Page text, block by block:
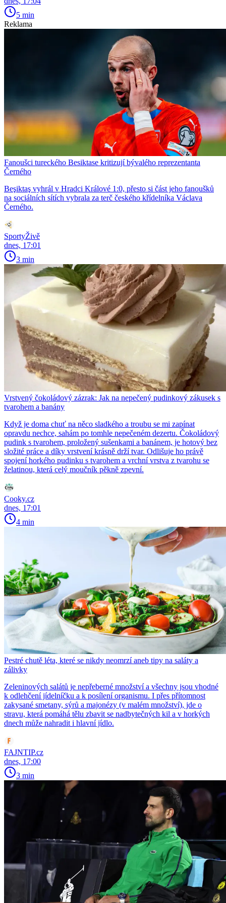
5 min
Reklama
Fanoušci tureckého Besiktase kritizují bývalého reprezentanta
Černého
Beşiktaş vyhrál v Hradci Králové 1:0, přesto si část jeho fanoušků
na sociálních sítích vybrala za terč českého křídelníka Václava
Černého.
SportyŽivě
dnes, 17:01
3 min
Vrstvený čokoládový zázrak: Jak na nepečený pudinkový zákusek s
tvarohem a banány
Když je doma chuť na něco sladkého a troubu se mi zapínat
opravdu nechce, sahám po tomhle nepečeném dezertu. Čokoládový
pudink s tvarohem, proložený sušenkami a banánem, je hotový bez
složité práce a díky vrstvení krásně drží tvar. Odlišuje ho právě
spojení horkého pudinku s tvarohem a vrchní vrstva z tvarohu se
želatinou, která celý moučník pěkně zpevní.
Cooky.cz
dnes, 17:01
4 min
Pestré chutě léta, které se nikdy neomrzí aneb tipy na saláty a
zálivky
Zeleninových salátů je nepřeberné množství a všechny jsou vhodné
k odlehčení jídelníčku a k posílení organismu. I přes přítomnost
zakysané smetany, sýrů a majonézy (v malém množství), jde o
stravu, která pomáhá tělu zbavit se nadbytečných kil a v horkých
dnech může nahradit i hlavní jídlo.
FAJNTIP.cz
dnes, 17:00
3 min